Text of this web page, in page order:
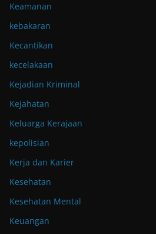
Keamanan
kebakaran
Kecantikan
kecelakaan
Kejadian Kriminal
Kejahatan
Keluarga Kerajaan
kepolisian
Kerja dan Karier
Kesehatan
Kesehatan Mental
Keuangan